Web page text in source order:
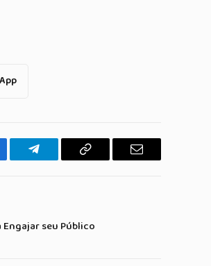
TelegramaCopiar
E-
seu Público